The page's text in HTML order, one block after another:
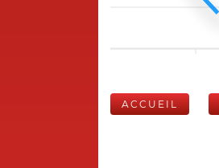
ACCUEIL